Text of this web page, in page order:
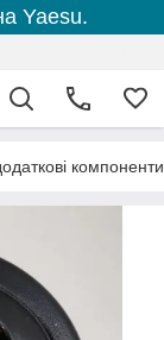
Yaesu.
компоненти